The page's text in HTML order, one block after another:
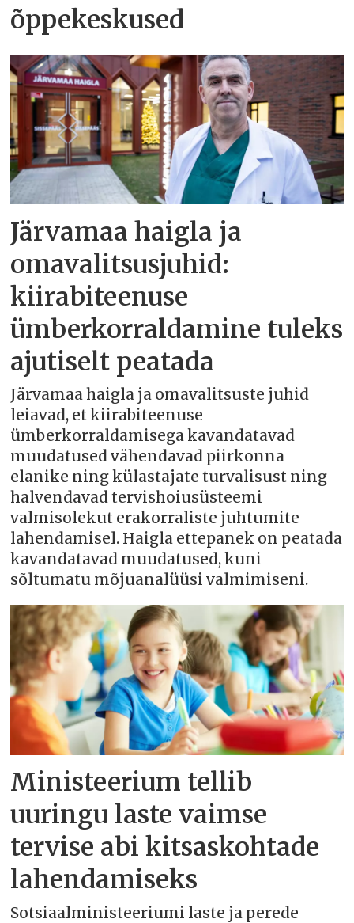
õppekeskused
Järvamaa haigla ja
omavalitsusjuhid:
kiirabiteenuse
ümberkorraldamine tuleks
ajutiselt peatada
Järvamaa haigla ja omavalitsuste juhid
leiavad, et kiirabiteenuse
ümberkorraldamisega kavandatavad
muudatused vähendavad piirkonna
elanike ning külastajate turvalisust ning
halvendavad tervishoiusüsteemi
valmisolekut erakorraliste juhtumite
lahendamisel. Haigla ettepanek on peatada
kavandatavad muudatused, kuni
sõltumatu mõjuanalüüsi valmimiseni.
Ministeerium tellib
uuringu laste vaimse
tervise abi kitsaskohtade
lahendamiseks
Sotsiaalministeeriumi laste ja perede